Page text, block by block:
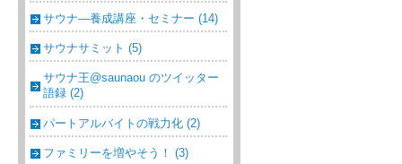
サウナ―養成講座・セミナー (14)
サウナサミット (5)
サウナ王@saunaou のツイッター
語録 (2)
パートアルバイトの戦力化 (2)
ファミリーを増やそう！ (3)